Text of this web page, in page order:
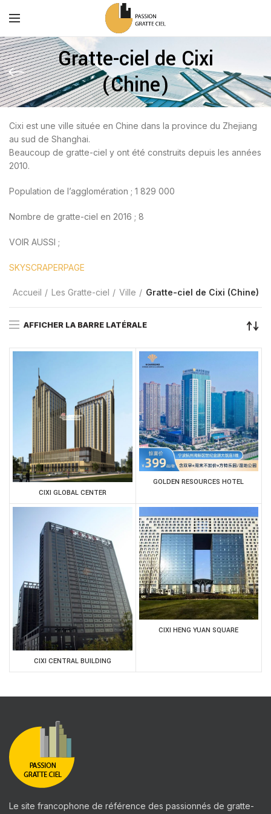
Gratte-ciel de Cixi
(Chine)
Cixi est une ville située en Chine dans la province du Zhejiang
au sud de Shanghai.
Beaucoup de gratte-ciel y ont été construits depuis les années
2010.
Population de l’agglomération ; 1 829 000
Nombre de gratte-ciel en 2016 ; 8
VOIR AUSSI ;
SKYSCRAPERPAGE
Accueil Les Gratte-ciel Ville Gratte-ciel de Cixi (Chine)
AFFICHER LA BARRE LATÉRALE
CIXI GLOBAL CENTER
GOLDEN RESOURCES HOTEL
CIXI CENTRAL BUILDING
CIXI HENG YUAN SQUARE
Le site francophone de référence des passionnés de gratte-